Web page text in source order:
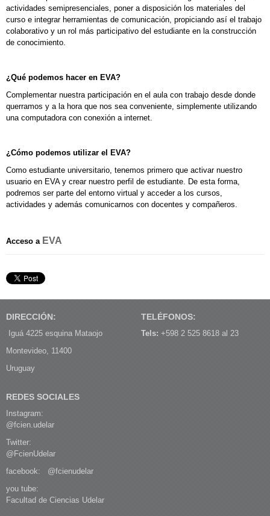
actividades semipresenciales, poner a disposición los materiales del
curso e integrar herramientas de comunicación, propiciando así el trabajo
colaborativo y un rol más participativo del estudiante en la construcción
de conocimiento.
¿Qué podemos hacer en EVA?
Complementar nuestra participación en el aula con trabajo desde donde
querramos y a la hora que nos sea conveniente, simplemente utilizando
una computadora con conexión a internet.
¿Cómo podemos utilizar el EVA?
Como estudiante universitario, tenemos primero que activar nuestro
usuario en EVA y crear nuestro perfil de estudiante. De esta forma,
podremos ser parte del entorno virtual y acceder a los cursos,
actividades y además comunicarnos con docentes y compañeros.
Acceso a EVA
DIRECCIÓN:
Iguá 4225 esquina Mataojo
Montevideo, 11400
Uruguay
TELÉFONOS:
Tels: +598 2 525 8618 al 23
REDES SOCIALES
Instagram:
@fcien.udelar
Twitter:
@FcienUdelar
facebook: @fcienudelar
you tube:
Facultad de Ciencias Udelar